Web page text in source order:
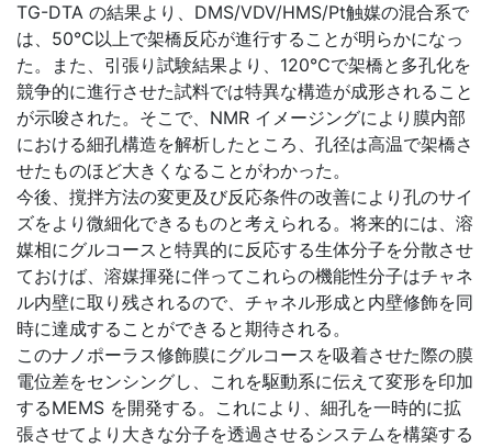
TG-DTA の結果より、DMS/VDV/HMS/Pt触媒の混合系で
は、50℃以上で架橋反応が進行することが明らかになっ
た。また、引張り試験結果より、120℃で架橋と多孔化を
競争的に進行させた試料では特異な構造が成形されること
が示唆された。そこで、NMR イメージングにより膜内部
における細孔構造を解析したところ、孔径は高温で架橋さ
せたものほど大きくなることがわかった。
今後、撹拌方法の変更及び反応条件の改善により孔のサイ
ズをより微細化できるものと考えられる。将来的には、溶
媒相にグルコースと特異的に反応する生体分子を分散させ
ておけば、溶媒揮発に伴ってこれらの機能性分子はチャネ
ル内壁に取り残されるので、チャネル形成と内壁修飾を同
時に達成することができると期待される。
このナノポーラス修飾膜にグルコースを吸着させた際の膜
電位差をセンシングし、これを駆動系に伝えて変形を印加
するMEMS を開発する。これにより、細孔を一時的に拡
張させてより大きな分子を透過させるシステムを構築する